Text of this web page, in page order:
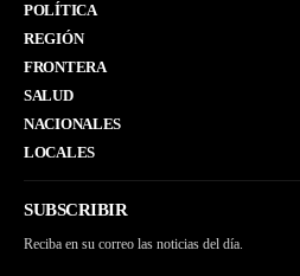
POLÍTICA
REGIÓN
FRONTERA
SALUD
NACIONALES
LOCALES
SUBSCRIBIR
Reciba en su correo las noticias del día.